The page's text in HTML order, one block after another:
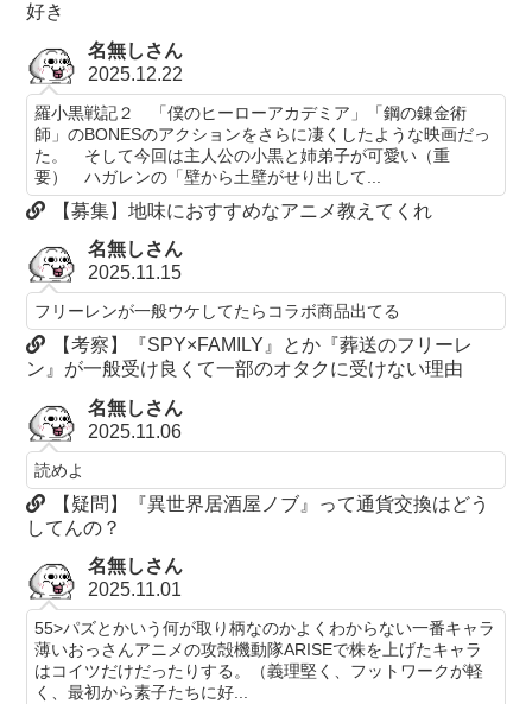
好き
名無しさん
2025.12.22
羅小黒戦記２ 「僕のヒーローアカデミア」「鋼の錬金術
師」のBONESのアクションをさらに凄くしたような映画だっ
た。 そして今回は主人公の小黒と姉弟子が可愛い（重
要） ハガレンの「壁から土壁がせり出して...
【募集】地味におすすめなアニメ教えてくれ
名無しさん
2025.11.15
フリーレンが一般ウケしてたらコラボ商品出てる
【考察】『SPY×FAMILY』とか『葬送のフリーレ
ン』が一般受け良くて一部のオタクに受けない理由
名無しさん
2025.11.06
読めよ
【疑問】『異世界居酒屋ノブ』って通貨交換はどう
してんの？
名無しさん
2025.11.01
55>パズとかいう何が取り柄なのかよくわからない一番キャラ
薄いおっさんアニメの攻殻機動隊ARISEで株を上げたキャラ
はコイツだけだったりする。（義理堅く、フットワークが軽
く、最初から素子たちに好...